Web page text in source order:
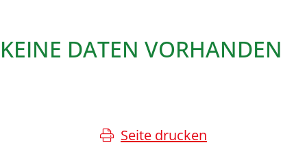
KEINE DATEN VORHANDEN
Seite drucken